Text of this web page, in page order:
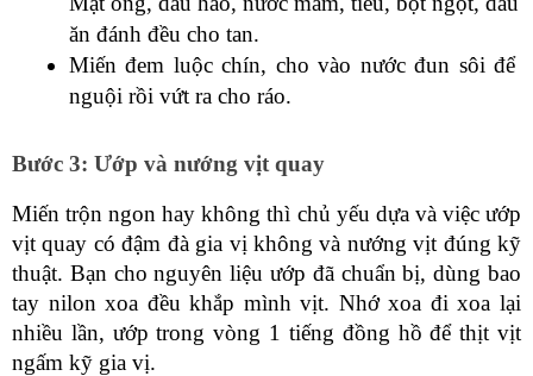
ăn đánh đều cho tan.
Miến đem luộc chín, cho vào nước đun sôi để
nguội rồi vứt ra cho ráo.
Bước 3: Ướp và nướng vịt quay
Miến trộn ngon hay không thì chủ yếu dựa và việc ướp
vịt quay có đậm đà gia vị không và nướng vịt đúng kỹ
thuật. Bạn cho nguyên liệu ướp đã chuẩn bị, dùng bao
tay nilon xoa đều khắp mình vịt. Nhớ xoa đi xoa lại
nhiều lần, ướp trong vòng 1 tiếng đồng hồ để thịt vịt
ngấm kỹ gia vị.